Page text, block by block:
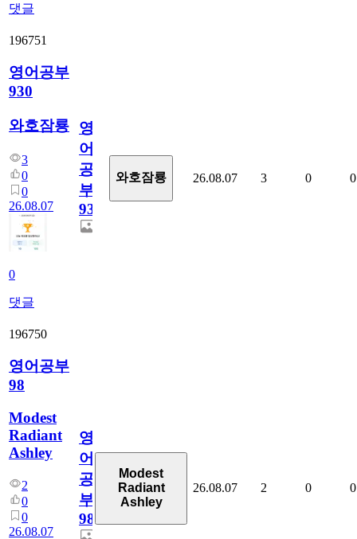
댓글
196751
영어공부
930
와호잠룡
3
0
0
26.08.07
0
댓글
영
어
공
부
930
와호잠룡 26.08.07 3 0 0
196750
영어공부
98
Modest
Radiant
Ashley
2
0
0
26.08.07
영
어
공
부
98
Modest
Radiant
Ashley
26.08.07 2 0 0